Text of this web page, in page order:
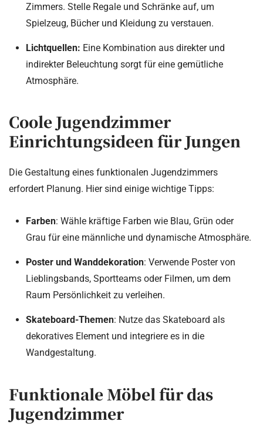
Zimmers. Stelle Regale und Schränke auf, um
Spielzeug, Bücher und Kleidung zu verstauen.
Lichtquellen: Eine Kombination aus direkter und
indirekter Beleuchtung sorgt für eine gemütliche
Atmosphäre.
Coole Jugendzimmer
Einrichtungsideen für Jungen
Die Gestaltung eines funktionalen Jugendzimmers
erfordert Planung. Hier sind einige wichtige Tipps:
Farben: Wähle kräftige Farben wie Blau, Grün oder
Grau für eine männliche und dynamische Atmosphäre.
Poster und Wanddekoration: Verwende Poster von
Lieblingsbands, Sportteams oder Filmen, um dem
Raum Persönlichkeit zu verleihen.
Skateboard-Themen: Nutze das Skateboard als
dekoratives Element und integriere es in die
Wandgestaltung.
Funktionale Möbel für das
Jugendzimmer